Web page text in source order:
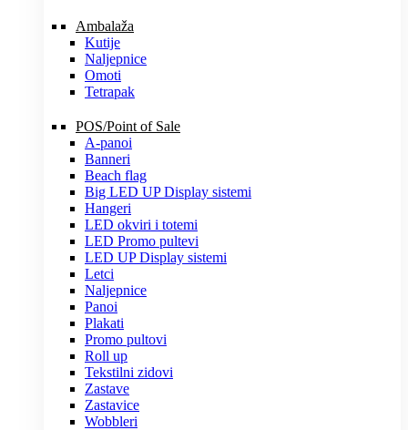
Ambalaža
Kutije
Naljepnice
Omoti
Tetrapak
POS/Point of Sale
A-panoi
Banneri
Beach flag
Big LED UP Display sistemi
Hangeri
LED okviri i totemi
LED Promo pultevi
LED UP Display sistemi
Letci
Naljepnice
Panoi
Plakati
Promo pultovi
Roll up
Tekstilni zidovi
Zastave
Zastavice
Wobbleri